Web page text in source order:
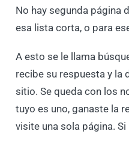
No hay segunda página
esa lista corta, o para
A esto se le llama
recibe su respuesta y la
sitio. Se queda con los
tuyo es uno, ganaste la
visite una sola página.